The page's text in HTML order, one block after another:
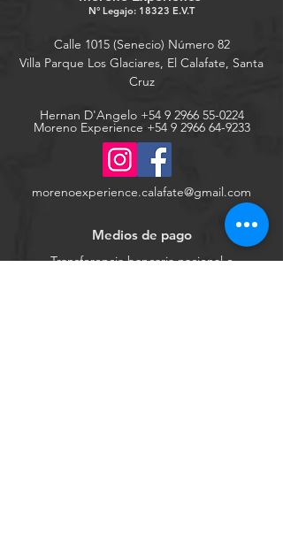
N° Legajo: 18323 E.V.T
Calle 1015 (Senecio) Número 82
Villa Parque Los Glaciares, El Calafate, Santa
Cruz
Hernan D'Angelo +54 9 2966 55-0224
Moreno Experience +54 9 2966 64-9233
morenoexperience.calafate@gmail.com
Medios de pago
Transferencia bancaria nacional e